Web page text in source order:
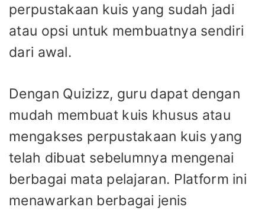
perpustakaan kuis yang sudah jadi
atau opsi untuk membuatnya sendiri
dari awal.
Dengan Quizizz, guru dapat dengan
mudah membuat kuis khusus atau
mengakses perpustakaan kuis yang
telah dibuat sebelumnya mengenai
berbagai mata pelajaran. Platform ini
menawarkan berbagai jenis